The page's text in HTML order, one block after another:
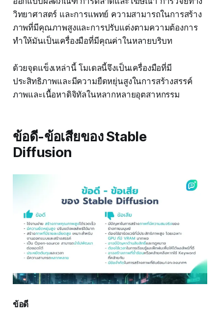
วิทยาศาสตร์ และการแพทย์ ความสามารถในการสร้าง
ภาพที่มีคุณภาพสูงและการปรับแต่งตามความต้องการ
ทำให้มันเป็นเครื่องมือที่มีคุณค่าในหลายบริบท
ด้วยจุดแข็งเหล่านี้ โมเดลนี้จึงเป็นเครื่องมือที่มี
ประสิทธิภาพและมีความยืดหยุ่นสูงในการสร้างสรรค์
ภาพและเนื้อหาดิจิทัลในหลากหลายอุตสาหกรรม
ข้อดี-ข้อเสียของ Stable
Diffusion
ข้อดี